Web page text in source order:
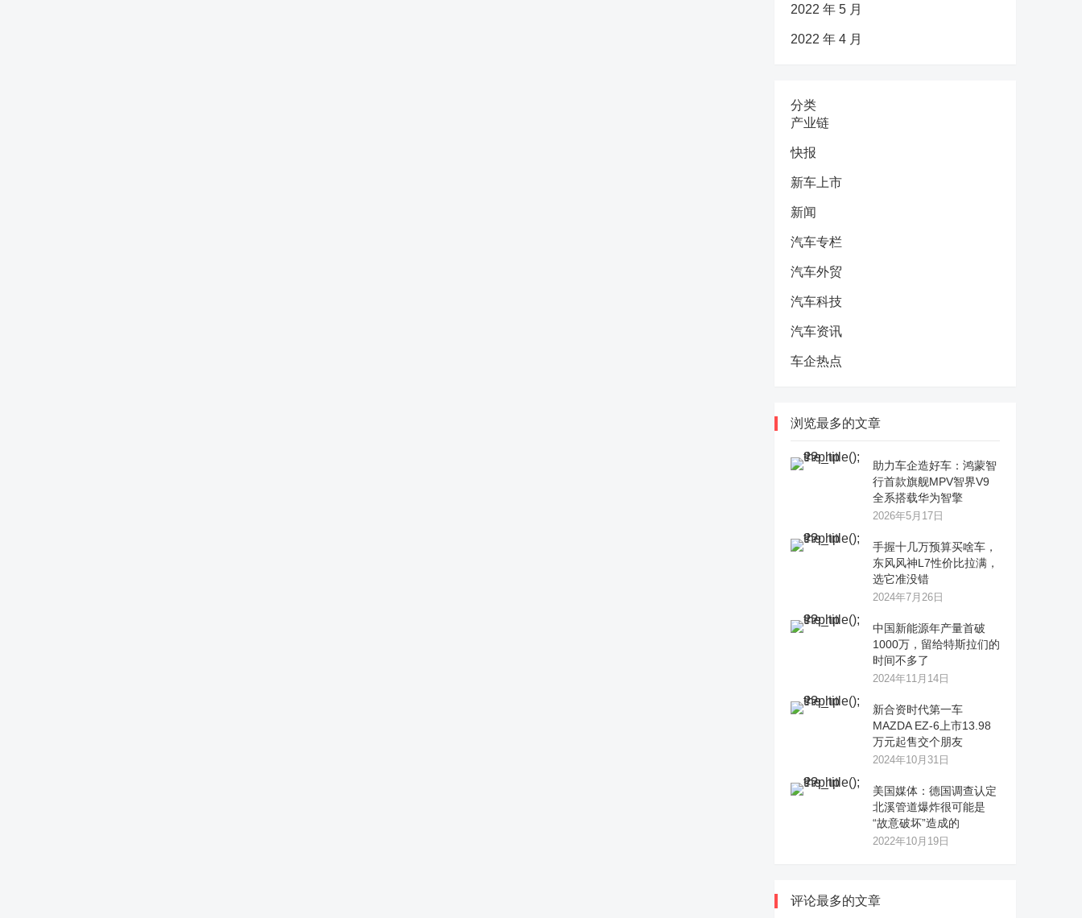
2022 年 5 月
2022 年 4 月
分类
产业链
快报
新车上市
新闻
汽车专栏
汽车外贸
汽车科技
汽车资讯
车企热点
浏览最多的文章
助力车企造好车：鸿蒙智
行首款旗舰MPV智界V9
全系搭载华为智擎
2026年5月17日
手握十几万预算买啥车，
东风风神L7性价比拉满，
选它准没错
2024年7月26日
中国新能源年产量首破
1000万，留给特斯拉们的
时间不多了
2024年11月14日
新合资时代第一车
MAZDA EZ-6上市13.98
万元起售交个朋友
2024年10月31日
美国媒体：德国调查认定
北溪管道爆炸很可能是
“故意破坏”造成的
2022年10月19日
评论最多的文章